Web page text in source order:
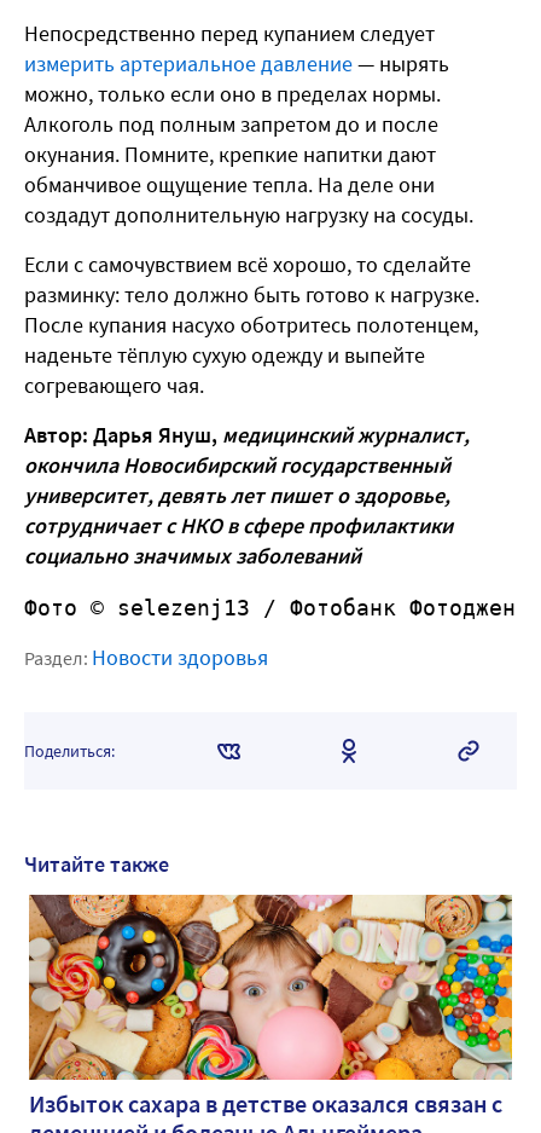
Непосредственно перед купанием следует
измерить артериальное давление— нырять
можно, только если оно в пределах нормы.
Алкоголь под полным запретом до и после
окунания. Помните, крепкие напитки дают
обманчивое ощущение тепла. На деле они
создадут дополнительную нагрузку на сосуды.
Если с самочувствием всё хорошо, то сделайте
разминку: тело должно быть готово к нагрузке.
После купания насухо оботритесь полотенцем,
наденьте тёплую сухую одежду и выпейте
согревающего чая.
Автор: Дарья Януш, медицинский журналист,
окончила Новосибирский государственный
университет, девять лет пишет о здоровье,
сотрудничает с НКО в сфере профилактики
социально значимых заболеваний
Фото © selezenj13 / Фотобанк
Раздел: Новости здоровья
Поделиться:
Читайте также
Избыток сахара в детстве оказался связан с